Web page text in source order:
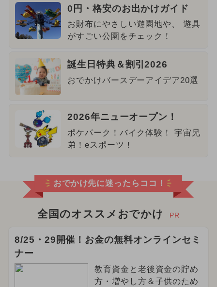
0円・格安のお出かけガイド
お財布にやさしい遊園地や、 遊具
がすごい公園をチェック！
誕生日特典＆割引2026
おでかけバースデーアイデア20選
2026年ニューオープン！
ポケパーク！バイク体験！ 宇宙兄
弟！eスポーツ！
おでかけ先に迷ったらココ！
全国のオススメおでかけ PR
8/25・29開催！お金の無料オンラインセミ
ナー
教育資金と老後資金の貯め
方・増やし方＆子供のため